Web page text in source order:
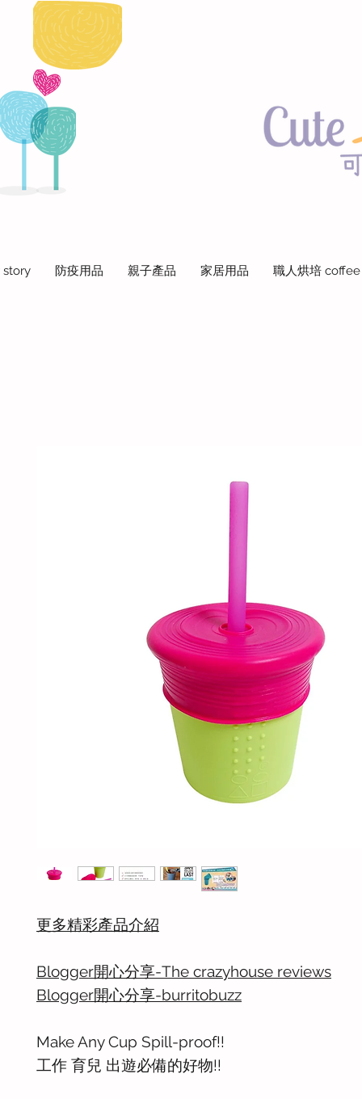
story 防疫用品 親子產品 家居用品 職人烘培 coffee
更多精彩產品介紹
Blogger開心分享-The crazyhouse reviews
Blogger開心分享-burritobuzz
Make Any Cup Spill-proof!!
工作 育兒 出遊必備的好物!!